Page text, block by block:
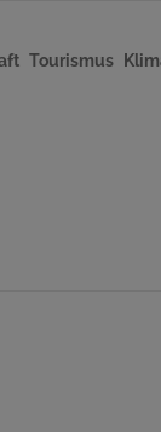
Tourismus